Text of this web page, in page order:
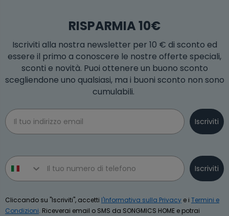
RISPARMIA 10€
Iscriviti alla nostra newsletter per 10 € di sconto ed
essere il primo a conoscere le nostre offerte speciali,
sconti e novità. Puoi ottenere un buono sconto
scegliendone uno qualsiasi, ma i buoni sconto non sono
cumulabili.
Email
Iscriviti
Phone number
Iscriviti
Cliccando su "Iscriviti", accetti l'Informativa sulla Privacy e i Termini e
Condizioni. Riceverai email o SMS da SONGMICS HOME e potrai